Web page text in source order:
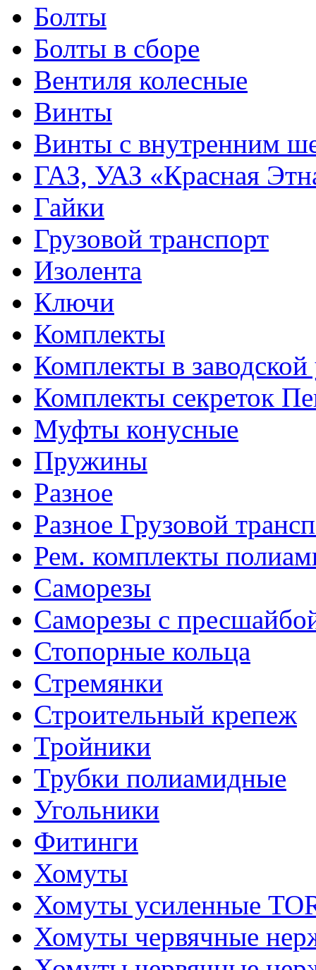
Болты
Болты в сборе
Вентиля колесные
Винты
Винты с внутренним
ГАЗ, УАЗ «Красная
Гайки
Грузовой транспорт
Изолента
Ключи
Комплекты
Комплекты в заводской
Комплекты секреток
Муфты конусные
Пружины
Разное
Разное Грузовой
Рем. комплекты
Саморезы
Саморезы с
Стопорные кольца
Стремянки
Строительный крепеж
Тройники
Трубки полиамидные
Угольники
Фитинги
Хомуты
Хомуты усиленные
Хомуты червячные